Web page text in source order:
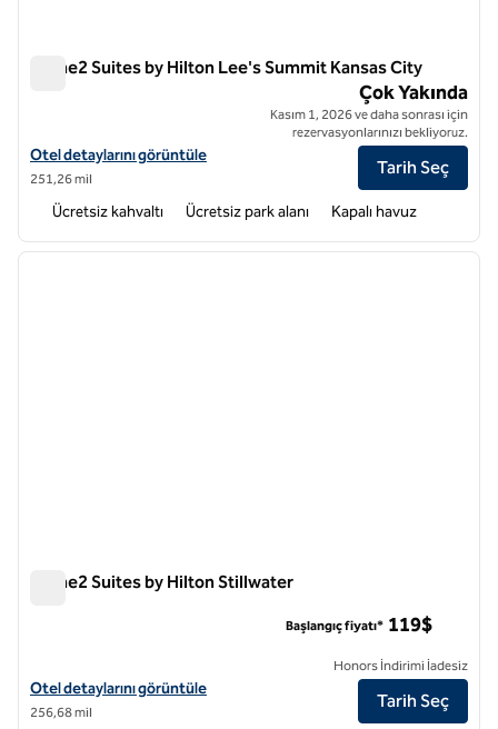
Home2 Suites by Hilton Lee's Summit Kansas City
Home2 Suites by Hilton Lee's Summit Kansas City
Home2 Suites by Hilton Lee's Summit Kansas City için otel
Otel detaylarını görüntüle
251,26 mil
Çok Yakında
Kasım 1, 2026 ve daha sonrası için
rezervasyonlarınızı bekliyoruz.
Tarih Seç
Ücretsiz kahvaltı Ücretsiz park alanı Kapalı havuz
1 / 12
Home2 Suites by Hilton Stillwater
Home2 Suites by Hilton Stillwater için otel ayrıntılarını görüntüleyin
Otel detaylarını görüntüle
256,68 mil
Başlangıç fiyatı* 119$
Honors İndirimi İadesiz
Tarih Seç